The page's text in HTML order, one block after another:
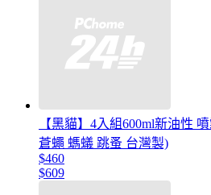
【黑貓】4入組600ml新油性
蒼蠅 螞蟻 跳蚤 台灣製)
$460
$609